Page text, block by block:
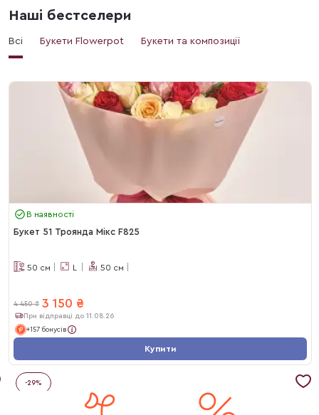
Наші бестселери
Всі Букети Flowerpot Букети та композиції
В наявності
Букет 51 Троянда Мікс F825
50 см L 50 см
4 450 ₴ 3 150 ₴
При відправці до 11.08.26
+157 бонусів
Купити
-29%